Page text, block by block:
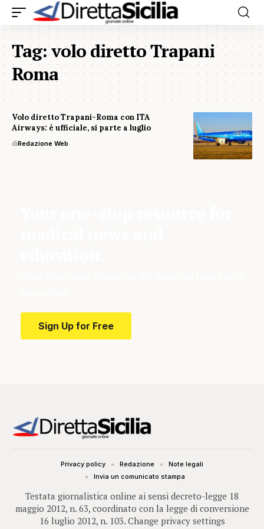
Tag:volo diretto Trapani
Roma
Volo diretto Trapani-Roma con ITA
Airways: è ufficiale, si parte a luglio
diRedazione Web
Sign Up for Free
Testata giornalistica online ai sensi decreto-legge 18
maggio 2012, n. 63, coordinato con la legge di conversione
16 luglio 2012, n. 103. Change privacy settings
Privacy policy Redazione
Note legali
Invia un comunicato stampa